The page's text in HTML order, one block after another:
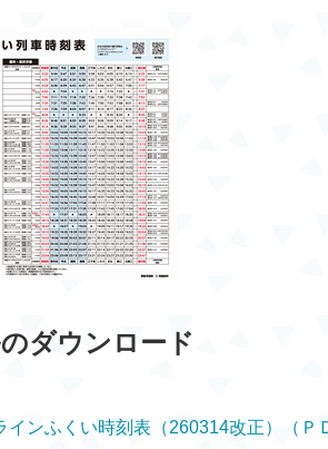
ダウンロード
インふくい時刻表（260314改正）（Ｐ